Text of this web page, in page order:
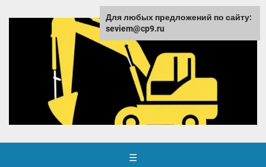
☰
Для любых предложений по сайту:
seviem@cp9.ru